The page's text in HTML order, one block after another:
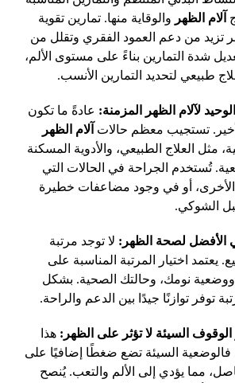
آلام الظهر والوقاية منها. تمارين تقوية
تزيد من دعم العمود الفقري وتقلل من
شدة التمارين بناءً على مستوى الألم،
طبيعي لتحديد التمارين الأنسب.
عادةً ما تكون
تستجيب معظم حالات آلام الظهر
مثل العلاج الطبيعي، والأدوية المسكنة
تُستخدم الجراحة في الحالات التي
الأخرى، أو في وجود مضاعفات خطيرة
الشوكي.
لا توجد مرتبة
يعتمد اختيار المرتبة المناسبة على
نومك، وحالتك الصحية. بشكل
توفر توازنًا جيدًا بين الدعم والراحة.
هذا
فالوضعية السيئة تضع ضغطًا إضافيًا على
مما يؤدي إلى الألم والتعب. يُنصح